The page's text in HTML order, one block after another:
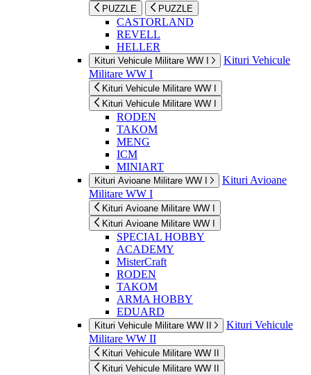
PUZZLE PUZZLE
CASTORLAND
REVELL
HELLER
Kituri Vehicule Militare WW I
Kituri Vehicule
Militare WW I
Kituri Vehicule Militare WW I
Kituri Vehicule Militare WW I
RODEN
TAKOM
MENG
ICM
MINIART
Kituri Avioane Militare WW I
Kituri Avioane
Militare WW I
Kituri Avioane Militare WW I
Kituri Avioane Militare WW I
SPECIAL HOBBY
ACADEMY
MisterCraft
RODEN
TAKOM
ARMA HOBBY
EDUARD
Kituri Vehicule Militare WW II
Kituri Vehicule
Militare WW II
Kituri Vehicule Militare WW II
Kituri Vehicule Militare WW II